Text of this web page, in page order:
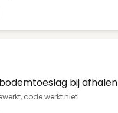
bij afhalen
code werkt niet!